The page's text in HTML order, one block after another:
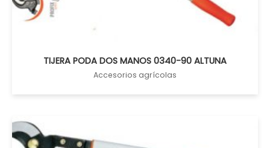
TIJERA PODA DOS MANOS 0340-90 ALTUNA
Accesorios agrícolas